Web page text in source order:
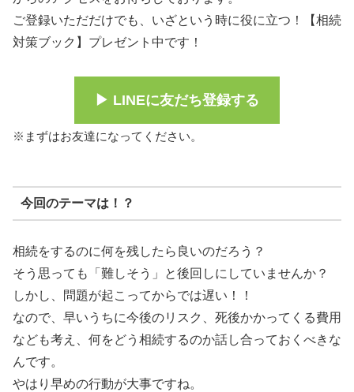
ご登録いただだけでも、いざという時に役に立つ！【相続
対策ブック】プレゼント中です！
▶︎ LINEに友だち登録する
※まずはお友達になってください。
今回のテーマは！？
相続をするのに何を残したら良いのだろう？
そう思っても「難しそう」と後回しにしていませんか？
しかし、問題が起こってからでは遅い！！
なので、早いうちに今後のリスク、死後かかってくる費用
なども考え、何をどう相続するのか話し合っておくべきな
んです。
やはり早めの行動が大事ですね。